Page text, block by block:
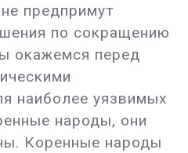
предпримут
по сокращению
окажемся перед
наиболее уязвимых
народы, они
Коренные народы